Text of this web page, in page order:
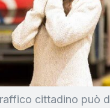
cittadino può